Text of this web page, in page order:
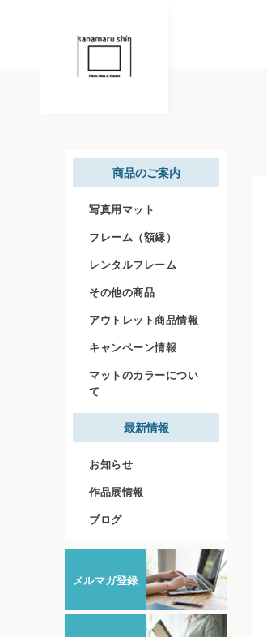
商品のご案内
写真用マット
フレーム（額縁）
レンタルフレーム
その他の商品
アウトレット商品情報
キャンペーン情報
マットのカラーについ
て
最新情報
お知らせ
作品展情報
ブログ
メルマガ登録